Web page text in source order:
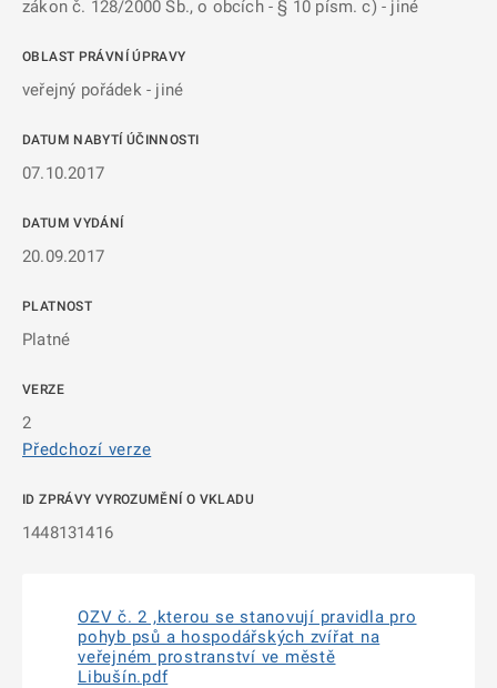
zákon č. 128/2000 Sb., o obcích - § 10 písm. c) - jiné
OBLAST PRÁVNÍ ÚPRAVY
veřejný pořádek - jiné
DATUM NABYTÍ ÚČINNOSTI
07.10.2017
DATUM VYDÁNÍ
20.09.2017
PLATNOST
Platné
VERZE
2
Předchozí verze
ID ZPRÁVY VYROZUMĚNÍ O VKLADU
1448131416
OZV č. 2 ,kterou se stanovují pravidla pro
pohyb psů a hospodářských zvířat na
veřejném prostranství ve městě
Libušín.pdf